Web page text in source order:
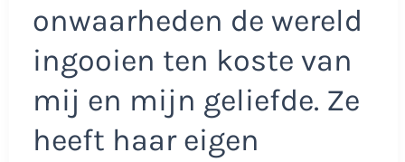
onwaarheden de wereld
ingooien ten koste van
mij en mijn geliefde. Ze
heeft haar eigen